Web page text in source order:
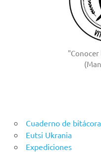
Cuaderno de bitácora
Eutsi Ukrania
Expediciones